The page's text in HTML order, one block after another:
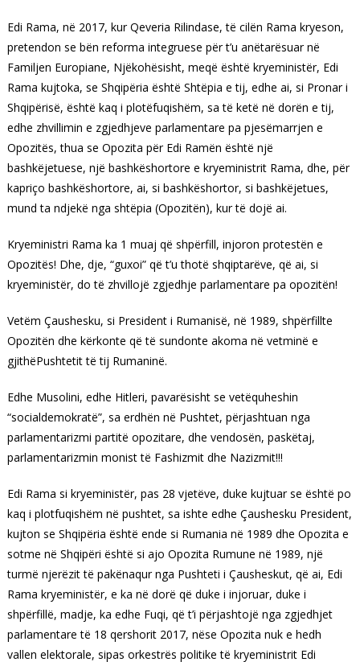
Edi Rama, në 2017, kur Qeveria Rilindase, të cilën Rama kryeson,
pretendon se bën reforma integruese për t’u anëtarësuar në
Familjen Europiane, Njëkohësisht, meqë është kryeministër, Edi
Rama kujtoka, se Shqipëria është Shtëpia e tij, edhe ai, si Pronar i
Shqipërisë, është kaq i plotëfuqishëm, sa të ketë në dorën e tij,
edhe zhvillimin e zgjedhjeve parlamentare pa pjesëmarrjen e
Opozitës, thua se Opozita për Edi Ramën është një
bashkëjetuese, një bashkëshortore e kryeministrit Rama, dhe, për
kapriço bashkëshortore, ai, si bashkëshortor, si bashkëjetues,
mund ta ndjekë nga shtëpia (Opozitën), kur të dojë ai.
Kryeministri Rama ka 1 muaj që shpërfill, injoron protestën e
Opozitës! Dhe, dje, “guxoi” që t’u thotë shqiptarëve, që ai, si
kryeministër, do të zhvillojë zgjedhje parlamentare pa opozitën!
Vetëm Çaushesku, si President i Rumanisë, në 1989, shpërfillte
Opozitën dhe kërkonte që të sundonte akoma në vetminë e
gjithëPushtetit të tij Rumaninë.
Edhe Musolini, edhe Hitleri, pavarësisht se vetëquheshin
“socialdemokratë”, sa erdhën në Pushtet, përjashtuan nga
parlamentarizmi partitë opozitare, dhe vendosën, paskëtaj,
parlamentarizmin monist të Fashizmit dhe Nazizmit!!!
Edi Rama si kryeministër, pas 28 vjetëve, duke kujtuar se është po
kaq i plotfuqishëm në pushtet, sa ishte edhe Çaushesku President,
kujton se Shqipëria është ende si Rumania në 1989 dhe Opozita e
sotme në Shqipëri është si ajo Opozita Rumune në 1989, një
turmë njerëzit të pakënaqur nga Pushteti i Çausheskut, që ai, Edi
Rama kryeministër, e ka në dorë që duke i injoruar, duke i
shpërfillë, madje, ka edhe Fuqi, që t’i përjashtojë nga zgjedhjet
parlamentare të 18 qershorit 2017, nëse Opozita nuk e hedh
vallen elektorale, sipas orkestrës politike të kryeministrit Edi